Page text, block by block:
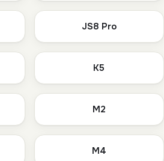
JS8 Pro
K5
M2
M4